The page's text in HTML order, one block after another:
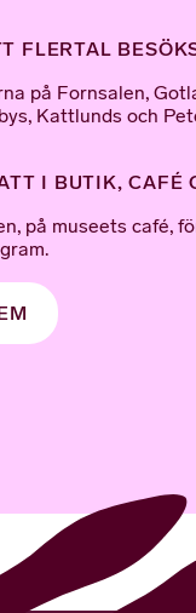
FLERTAL
på Fornsalen,
Kattlunds och
I BUTIK, CAFÉ
på museets café,